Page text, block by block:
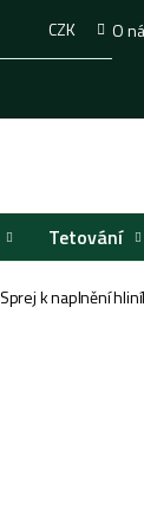
O
CZK
Tetování
Sprej k naplnění